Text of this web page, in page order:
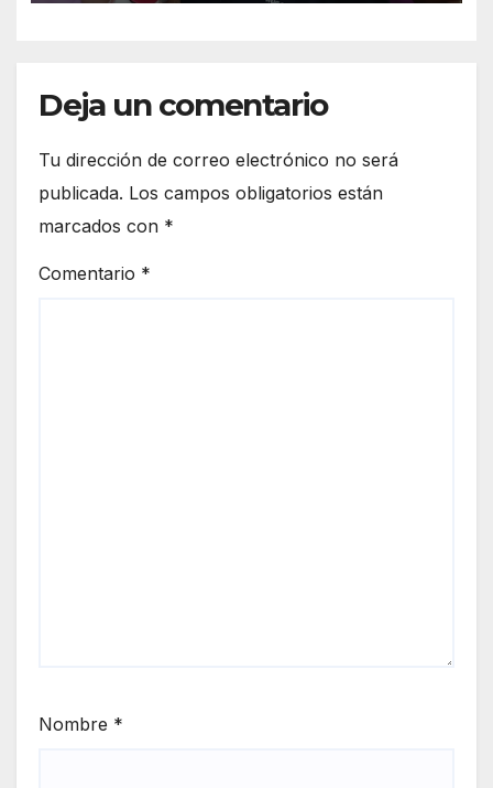
Deja un comentario
Tu dirección de correo electrónico no será
publicada. Los campos obligatorios están
marcados con *
Comentario *
Nombre *